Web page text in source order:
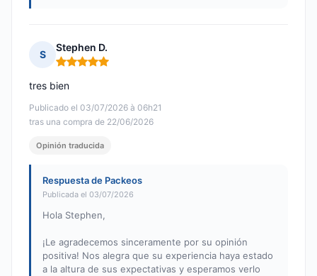
S
Stephen D.
Nota: 5 de 5
Publicado el 03/07/2026 à 06h21
tras una compra de 22/06/2026
tres bien
Opinión traducida
Respuesta de Packeos
Publicada el 03/07/2026
Hola Stephen,
¡Le agradecemos sinceramente por su opinión
positiva! Nos alegra que su experiencia haya estado
a la altura de sus expectativas y esperamos verlo